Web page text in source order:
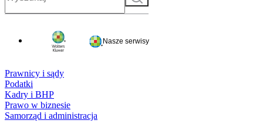
Nasze serwisy
Prawnicy i sądy
Podatki
Kadry i BHP
Prawo w biznesie
Samorząd i administracja